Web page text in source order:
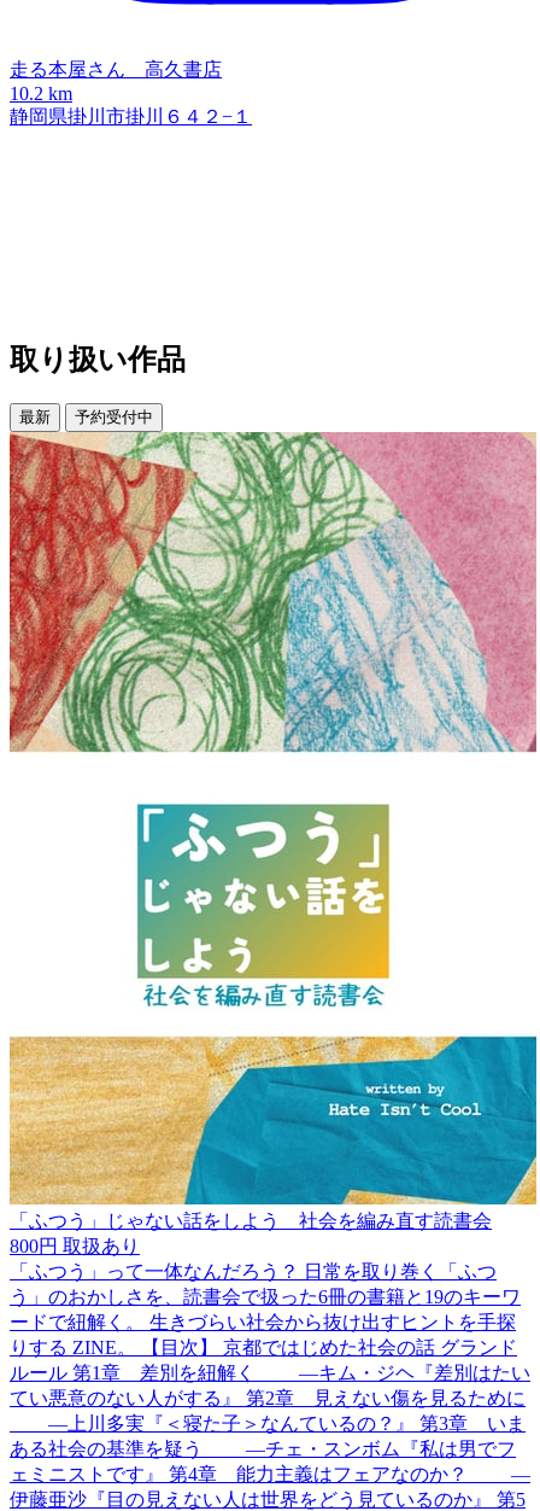
走る本屋さん 高久書店
10.2 km
静岡県掛川市掛川６４２−１
取り扱い作品
最新 予約受付中
「ふつう」じゃない話をしよう 社会を編み直す読書会
800円 取扱あり
「ふつう」って一体なんだろう？ 日常を取り巻く「ふつ
う」のおかしさを、読書会で扱った6冊の書籍と19のキーワ
ードで紐解く。 生きづらい社会から抜け出すヒントを手探
りする ZINE。 【目次】 京都ではじめた社会の話 グランド
ルール 第1章 差別を紐解く ―キム・ジヘ『差別はたい
てい悪意のない人がする』 第2章 見えない傷を見るために
―上川多実『＜寝た子＞なんているの？』 第3章 いま
ある社会の基準を疑う ―チェ・スンボム『私は男でフ
ェミニストです』 第4章 能力主義はフェアなのか？ ―
伊藤亜沙『目の見えない人は世界をどう見ているのか』 第5